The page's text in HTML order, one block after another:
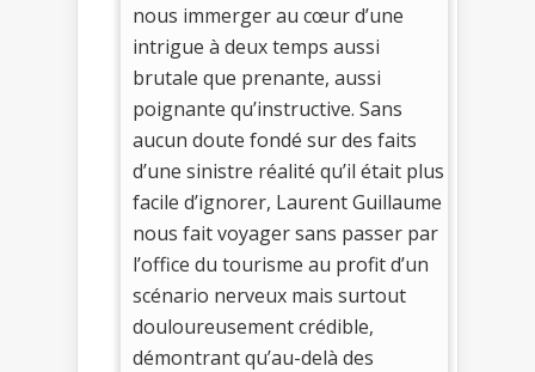
nous immerger au cœur d’une
intrigue à deux temps aussi
brutale que prenante, aussi
poignante qu’instructive. Sans
aucun doute fondé sur des faits
d’une sinistre réalité qu’il était plus
facile d’ignorer, Laurent Guillaume
nous fait voyager sans passer par
l’office du tourisme au profit d’un
scénario nerveux mais surtout
douloureusement crédible,
démontrant qu’au-delà des